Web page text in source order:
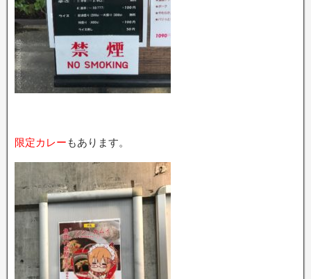
限定カレー もあります。